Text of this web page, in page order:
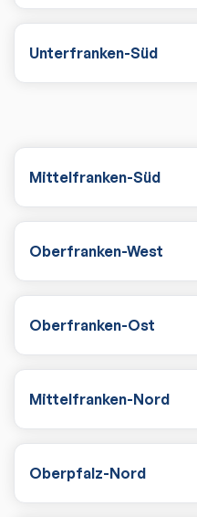
Unterfranken-Süd
Mittelfranken-Süd
Oberfranken-West
Oberfranken-Ost
Mittelfranken-Nord
Oberpfalz-Nord